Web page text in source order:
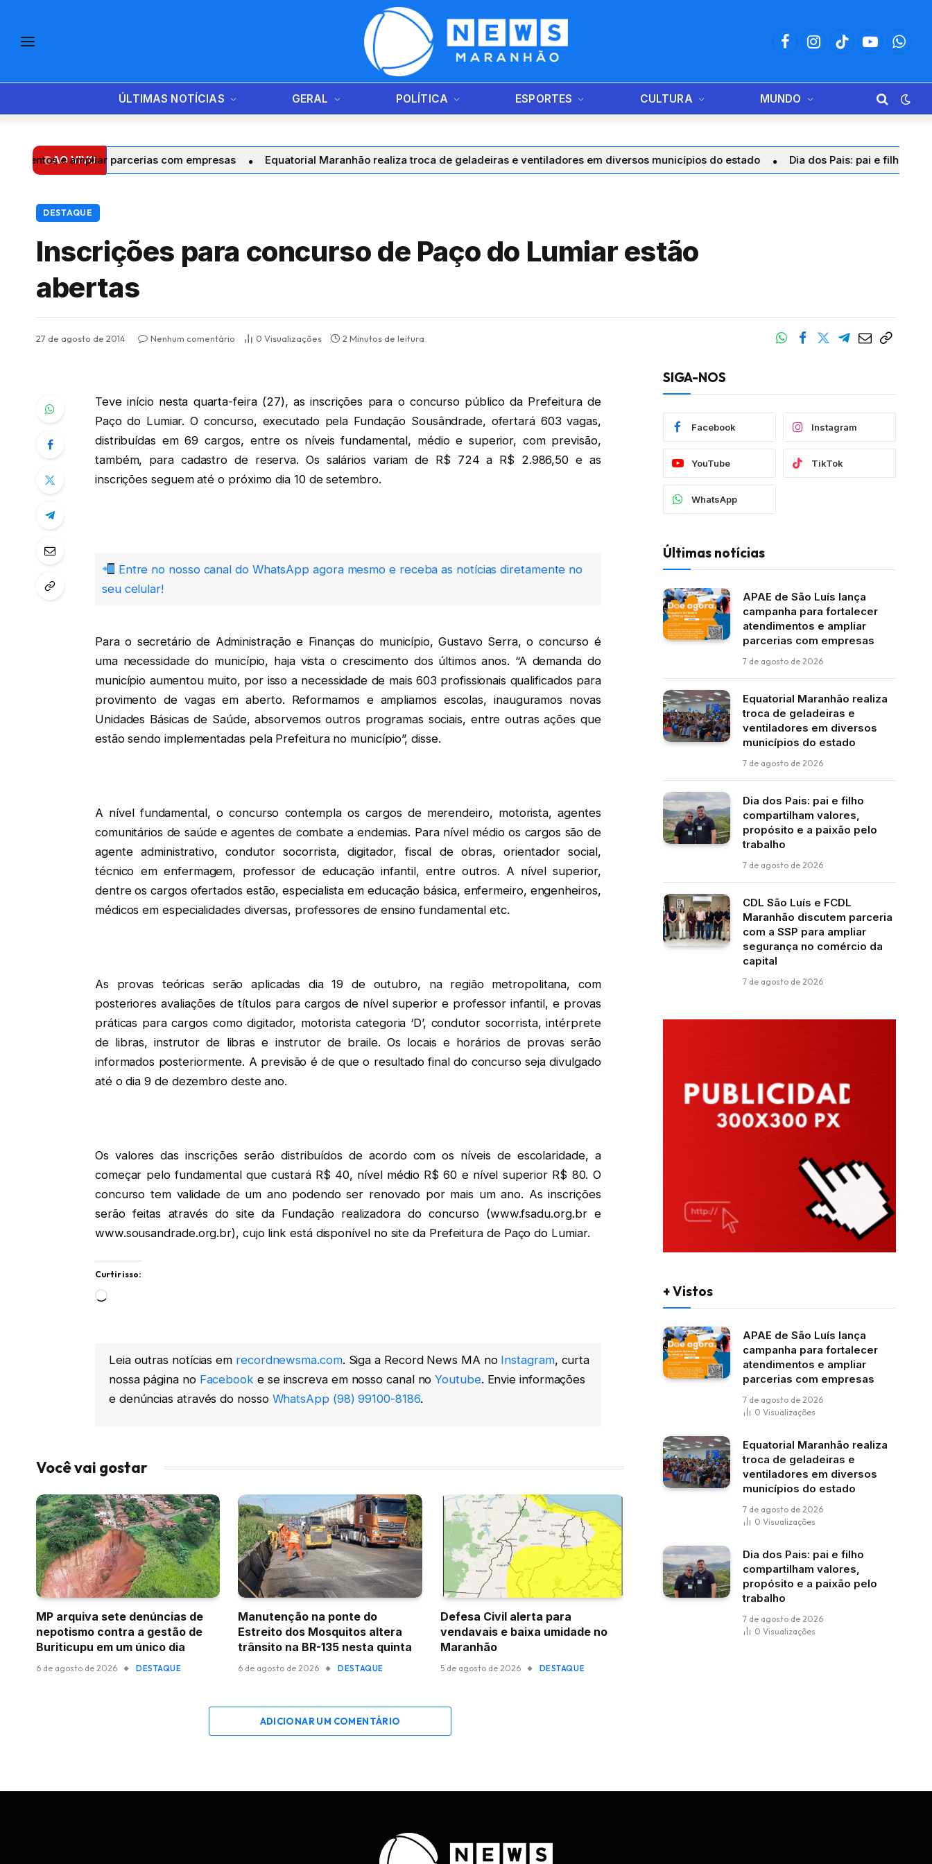
FacebookInstagramTikTokYouTube
ÚLTIMAS NOTÍCIAS GERAL POLÍTICA ESPORTES CULTURA MUNDO
AO VIVO
e ampliar parcerias com empresas Equatorial Maranhão realiza troca de geladeiras e ventiladores em diversos municípios do estado Dia dos Pais: pai e filho
DESTAQUE
Inscrições para concurso de Paço do Lumiar estão
abertas
27 de agosto de 2014 Nenhum comentário 0 Visualizações 2 Minutos de leitura
Teve início nesta quarta-feira (27), as inscrições para o concurso público da Prefeitura de
Paço do Lumiar. O concurso, executado pela Fundação Sousândrade, ofertará 603 vagas,
distribuídas em 69 cargos, entre os níveis fundamental, médio e superior, com previsão,
também, para cadastro de reserva. Os salários variam de R$ 724 a R$ 2.986,50 e as
inscrições seguem até o próximo dia 10 de setembro.
Entre no nosso canal do WhatsApp agora mesmo e receba as notícias diretamente no
seu celular!
Para o secretário de Administração e Finanças do município, Gustavo Serra, o concurso é
uma necessidade do município, haja vista o crescimento dos últimos anos. “A demanda do
município aumentou muito, por isso a necessidade de mais 603 profissionais qualificados para
provimento de vagas em aberto. Reformamos e ampliamos escolas, inauguramos novas
Unidades Básicas de Saúde, absorvemos outros programas sociais, entre outras ações que
estão sendo implementadas pela Prefeitura no município”, disse.
A nível fundamental, o concurso contempla os cargos de merendeiro, motorista, agentes
comunitários de saúde e agentes de combate a endemias. Para nível médio os cargos são de
agente administrativo, condutor socorrista, digitador, fiscal de obras, orientador social,
técnico em enfermagem, professor de educação infantil, entre outros. A nível superior,
dentre os cargos ofertados estão, especialista em educação básica, enfermeiro, engenheiros,
médicos em especialidades diversas, professores de ensino fundamental etc.
As provas teóricas serão aplicadas dia 19 de outubro, na região metropolitana, com
posteriores avaliações de títulos para cargos de nível superior e professor infantil, e provas
práticas para cargos como digitador, motorista categoria ‘D’, condutor socorrista, intérprete
de libras, instrutor de libras e instrutor de braile. Os locais e horários de provas serão
informados posteriormente. A previsão é de que o resultado final do concurso seja divulgado
até o dia 9 de dezembro deste ano.
Os valores das inscrições serão distribuídos de acordo com os níveis de escolaridade, a
começar pelo fundamental que custará R$ 40, nível médio R$ 60 e nível superior R$ 80. O
concurso tem validade de um ano podendo ser renovado por mais um ano. As inscrições
serão feitas através do site da Fundação realizadora do concurso (www.fsadu.org.br e
www.sousandrade.org.br), cujo link está disponível no site da Prefeitura de Paço do Lumiar.
Curtir isso:
Carregando...
Leia outras notícias em recordnewsma.com. Siga a Record News MA no Instagram, curta
nossa página no Facebook e se inscreva em nosso canal noYoutube. Envie informações
e denúncias através do nosso WhatsApp (98) 99100-8186.
Você vai gostar
MP arquiva sete denúncias de
nepotismo contra a gestão de
Buriticupu em um único dia
6 de agosto de 2026 DESTAQUE
Manutenção na ponte do
Estreito dos Mosquitos altera
trânsito na BR-135 nesta quinta
6 de agosto de 2026 DESTAQUE
Defesa Civil alerta para
vendavais e baixa umidade no
Maranhão
5 de agosto de 2026 DESTAQUE
ADICIONAR UM COMENTÁRIO
SIGA-NOS
Facebook Instagram
YouTube TikTok
WhatsApp
Últimas notícias
APAE de São Luís lança
campanha para fortalecer
atendimentos e ampliar
parcerias com empresas
7 de agosto de 2026
Equatorial Maranhão realiza
troca de geladeiras e
ventiladores em diversos
municípios do estado
7 de agosto de 2026
Dia dos Pais: pai e filho
compartilham valores,
propósito e a paixão pelo
trabalho
7 de agosto de 2026
CDL São Luís e FCDL
Maranhão discutem parceria
com a SSP para ampliar
segurança no comércio da
capital
7 de agosto de 2026
+ Vistos
APAE de São Luís lança
campanha para fortalecer
atendimentos e ampliar
parcerias com empresas
7 de agosto de 2026
0 Visualizações
Equatorial Maranhão realiza
troca de geladeiras e
ventiladores em diversos
municípios do estado
7 de agosto de 2026
0 Visualizações
Dia dos Pais: pai e filho
compartilham valores,
propósito e a paixão pelo
trabalho
7 de agosto de 2026
0 Visualizações